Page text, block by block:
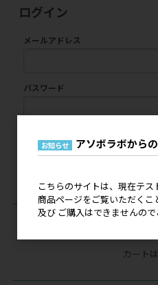
ログイン
メールアドレス
パスワード
ログ
カート
お知らせ アソボラボから
こちらのサイトは、現在テス
商品ページをご覧いただく
及び ご購入はできませんので